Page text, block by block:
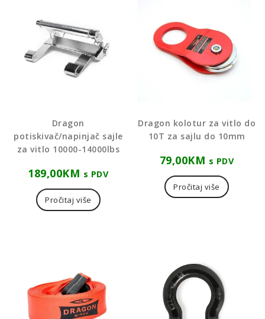
Dragon
potiskivač/napinjač sajle
za vitlo 10000-14000lbs
189,00KM s PDV
Pročitaj više
Dragon kolotur za vitlo do
10T za sajlu do 10mm
79,00KM s PDV
Pročitaj više